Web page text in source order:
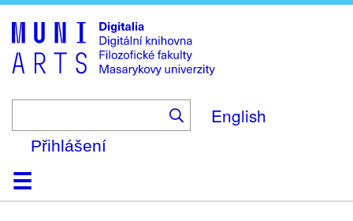
to
main
content
English
Přihlášení
DomůKolekce
Prohlížení
Vyhledávání
O platformě
Nápověda
KontaktDigitalia